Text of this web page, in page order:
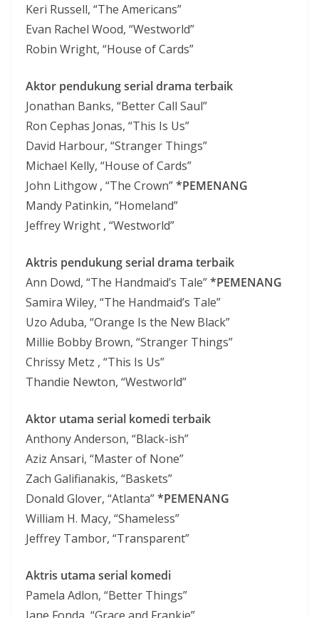
Keri Russell, “The Americans”
Evan Rachel Wood, “Westworld”
Robin Wright, “House of Cards”
Aktor pendukung serial drama terbaik
Jonathan Banks, “Better Call Saul”
Ron Cephas Jonas, “This Is Us”
David Harbour, “Stranger Things”
Michael Kelly, “House of Cards”
John Lithgow , “The Crown”*PEMENANG
Mandy Patinkin, “Homeland”
Jeffrey Wright , “Westworld”
Aktris pendukung serial drama terbaik
Ann Dowd, “The Handmaid’s Tale”*PEMENANG
Samira Wiley, “The Handmaid’s Tale”
Uzo Aduba, “Orange Is the New Black”
Millie Bobby Brown, “Stranger Things”
Chrissy Metz , “This Is Us”
Thandie Newton, “Westworld”
Aktor utama serial komedi terbaik
Anthony Anderson, “Black-ish”
Aziz Ansari, “Master of None”
Zach Galifianakis, “Baskets”
Donald Glover, “Atlanta”*PEMENANG
William H. Macy, “Shameless”
Jeffrey Tambor, “Transparent”
Aktris utama serial komedi
Pamela Adlon, “Better Things”